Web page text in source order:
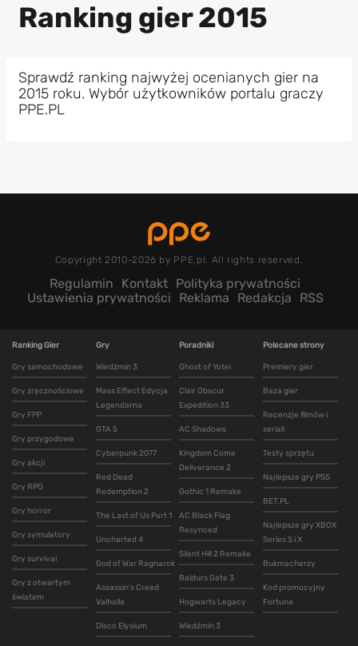
Ranking gier 2015
Sprawdź ranking najwyżej ocenianych gier na
2015 roku. Wybór użytkowników portalu graczy
PPE.PL
Copyright 2010-2026 by PPE.pl. All rights reserved.
Regulamin Kontakt Polityka prywatności
Ustawienia prywatności
Reklama Redakcja RSS
Ranking Gier
Gry samochodowe
Gry zręcznościowe
Gry FPP
Gry przygodowe
Gry akcji
Gry RPG
Gry horror
Gry symulatory
Gry survival
Gry z otwartym
światem
Gry
Wiedźmin 3
Mass Effect Edycja
Legendarna
GTA 5
Cyberpunk 2077
Red Dead
Redemption 2
The Last of Us Part 1
Uncharted 4
God of War Ragnarok
Assassin's Creed
Valhalla
Disco Elysium
Poradniki
Ghost of Yotei
Clair Obscur
Expedition 33
AC Shadows
Kingdom Come
Deliverance 2
Gothic 1 Remake
AC Black Flag
Resynced
Silent Hill 2 Remake
Baldurs Gate 3
Hogwarts Legacy
Wiedźmin 3
Polecane strony
Premiery gier
Baza gier
Recenzje filmów i
seriali
Testy sprzętu
Najlepsze gry PS5
BET.PL
Najlepsze gry XBOX
Series S i X
Bukmacherzy
Kod promocyjny
Fortuna